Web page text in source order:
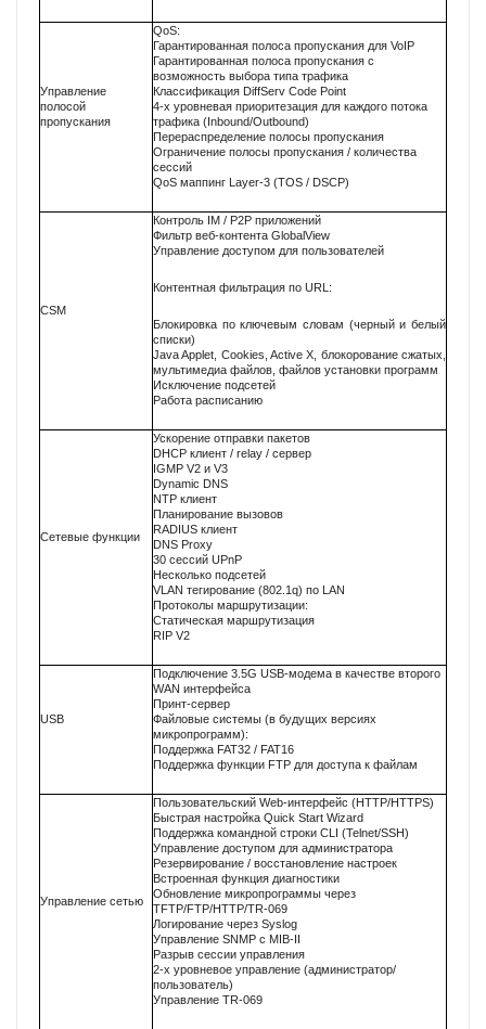
Управление
полосой
пропускания
QoS:
Гарантированная полоса пропускания для VoIP
Гарантированная полоса пропускания с
возможность выбора типа трафика
Классификация DiffServ Code Point
4-х уровневая приоритезация для каждого потока
трафика (Inbound/Outbound)
Перераспределение полосы пропускания
Ограничение полосы пропускания / количества
сессий
QoS маппинг Layer-3 (TOS / DSCP)
CSM
Контроль IM / P2P приложений
Фильтр веб-контента GlobalView
Управление доступом для пользователей
Контентная фильтрация по URL:
Блокировка по ключевым словам (черный и белый
списки)
Java Applet, Cookies, Active X, блокорование сжатых,
мультимедиа файлов, файлов установки программ
Исключение подсетей
Работа расписанию
Сетевые функции
Ускорение отправки пакетов
DHCP клиент / relay / сервер
IGMP V2 и V3
Dynamic DNS
NTP клиент
Планирование вызовов
RADIUS клиент
DNS Proxy
30 сессий UPnP
Несколько подсетей
VLAN тегирование (802.1q) по LAN
Протоколы маршрутизации:
Статическая маршрутизация
RIP V2
USB
Подключение 3.5G USB-модема в качестве второго
WAN интерфейса
Принт-сервер
Файловые системы (в будущих версиях
микропрограмм):
Поддержка FAT32 / FAT16
Поддержка функции FTP для доступа к файлам
Управление сетью
Пользовательский Web-интерфейс (HTTP/HTTPS)
Быстрая настройка Quick Start Wizard
Поддержка командной строки CLI (Telnet/SSH)
Управление доступом для администратора
Резервирование / восстановление настроек
Встроенная функция диагностики
Обновление микропрограммы через
TFTP/FTP/HTTP/TR-069
Логирование через Syslog
Управление SNMP с MIB-II
Разрыв сессии управления
2-х уровневое управление (администратор/
пользователь)
Управление TR-069